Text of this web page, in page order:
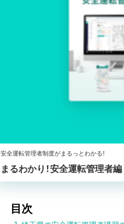
安全運転管理者制度がまるっとわかる！
まるわかり！安全運転管理者編
目次